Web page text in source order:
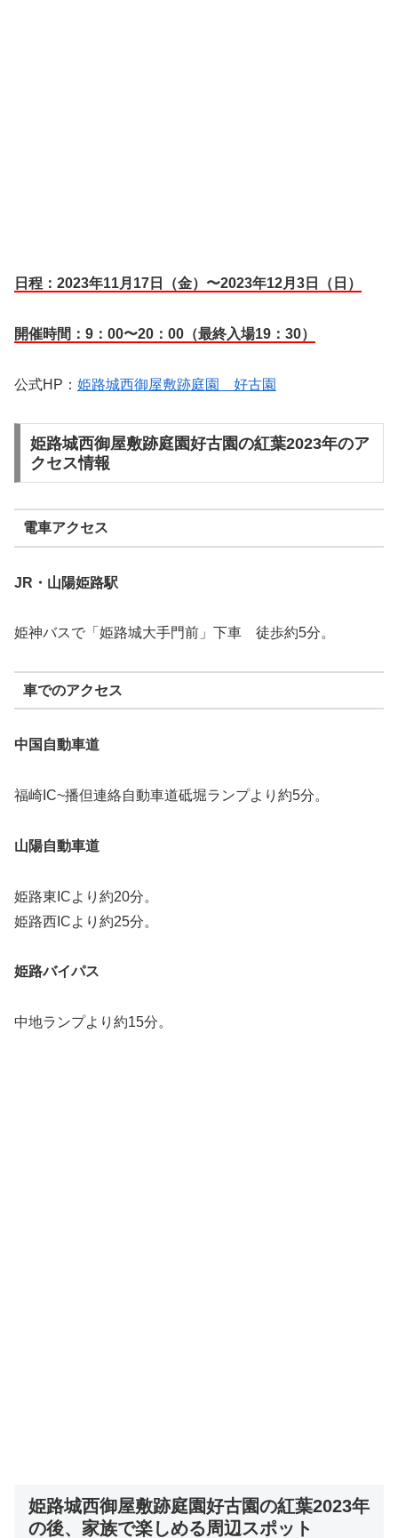
日程：2023年11月17日（金）〜2023年12月3日（日）
開催時間：9：00〜20：00（最終入場19：30）
公式HP： 姫路城西御屋敷跡庭園 好古園
姫路城西御屋敷跡庭園好古園の紅葉2023年のア
クセス情報
電車アクセス
JR ・山陽姫路駅
姫神バスで「姫路城大手門前」下車 徒歩約5分。
車でのアクセス
中国自動車道
福崎IC~播但連絡自動車道砥堀ランプより約5分。
山陽自動車道
姫路東ICより約20分。
姫路西ICより約25分。
姫路バイパス
中地ランプより約15分。
姫路城西御屋敷跡庭園好古園の紅葉2023年
の後、家族で楽しめる周辺スポット